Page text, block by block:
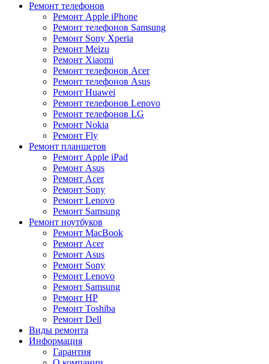
Ремонт телефонов
Ремонт Apple iPhone
Ремонт телефонов Samsung
Ремонт Sony Xperia
Ремонт Meizu
Ремонт Xiaomi
Ремонт телефонов Acer
Ремонт телефонов Asus
Ремонт Huawei
Ремонт телефонов Lenovo
Ремонт телефонов LG
Ремонт Nokia
Ремонт Fly
Ремонт планшетов
Ремонт Apple iPad
Ремонт Asus
Ремонт Acer
Ремонт Sony
Ремонт Lenovo
Ремонт Samsung
Ремонт ноутбуков
Ремонт MacBook
Ремонт Acer
Ремонт Asus
Ремонт Sony
Ремонт Lenovo
Ремонт Samsung
Ремонт HP
Ремонт Toshiba
Ремонт Dell
Виды ремонта
Информация
Гарантия